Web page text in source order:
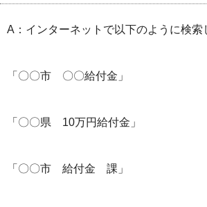
A：インターネットで以下のように検索
「〇〇市 〇〇給付金」
「〇〇県 10万円給付金」
「〇〇市 給付金 課」